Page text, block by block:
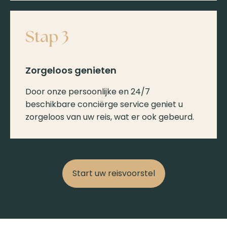
Stap 3
Zorgeloos genieten
Door onze persoonlijke en 24/7
beschikbare conciërge service geniet u
zorgeloos van uw reis, wat er ook gebeurd.
Start uw reisvoorstel